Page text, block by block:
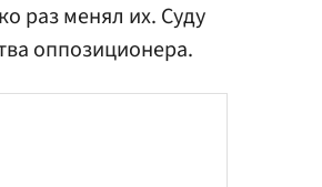
раз менял их. Суду
оппозиционера.